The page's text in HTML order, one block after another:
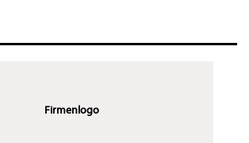
Firmenlogo